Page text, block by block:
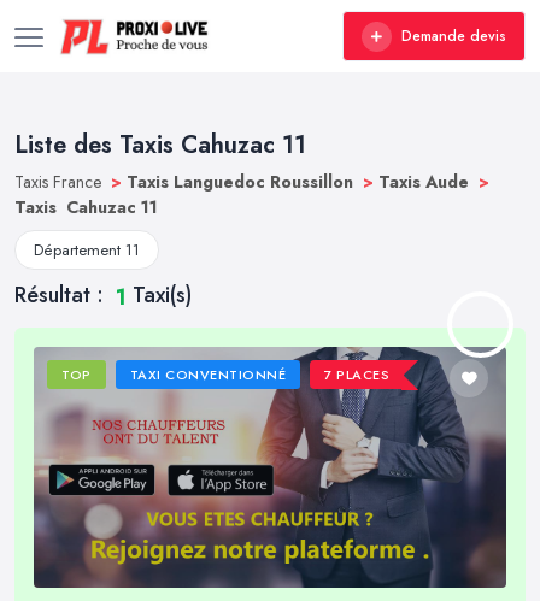
Demande devis
Liste des Taxis Cahuzac 11
Taxis France > Taxis Languedoc Roussillon > Taxis Aude >
Taxis Cahuzac 11
Département 11
Résultat : 1 Taxi(s)
TOP TAXI CONVENTIONNÉ 7 PLACES